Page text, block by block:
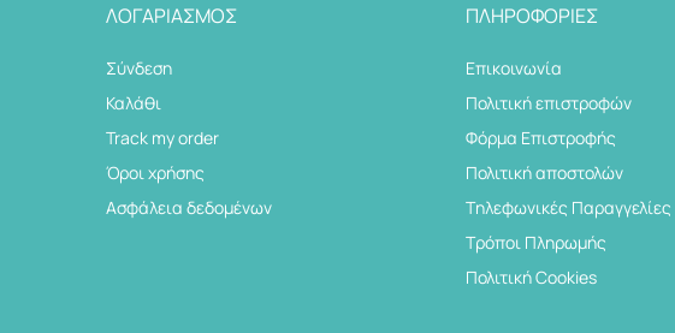
ΛΟΓΑΡΙΑΣΜΌΣ
Σύνδεση
Καλάθι
Track my order
Όροι χρήσης
Ασφάλεια δεδομένων
ΠΛΗΡΟΦΟΡΊΕΣ
Επικοινωνία
Πολιτική επιστροφών
Φόρμα Επιστροφής
Πολιτική αποστολών
Tηλεφωνικές Παραγγελίες
Τρόποι Πληρωμής
Πολιτική Cookies